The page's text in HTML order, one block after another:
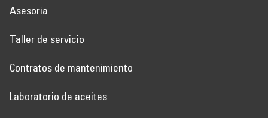
Asesoria
Taller de servicio
Contratos de mantenimiento
Laboratorio de aceites